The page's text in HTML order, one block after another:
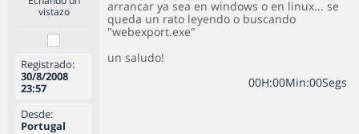
vistazo
Registrado:
30/8/2008
23:57
Desde:
Portugal
arrancar ya sea en windows o en linux... se
queda un rato leyendo o buscando
"webexport.exe"
un saludo!
00H:00Min:00Segs